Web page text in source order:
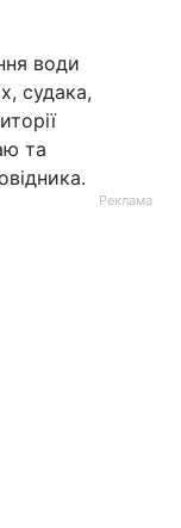
води
судака,
та
Реклама